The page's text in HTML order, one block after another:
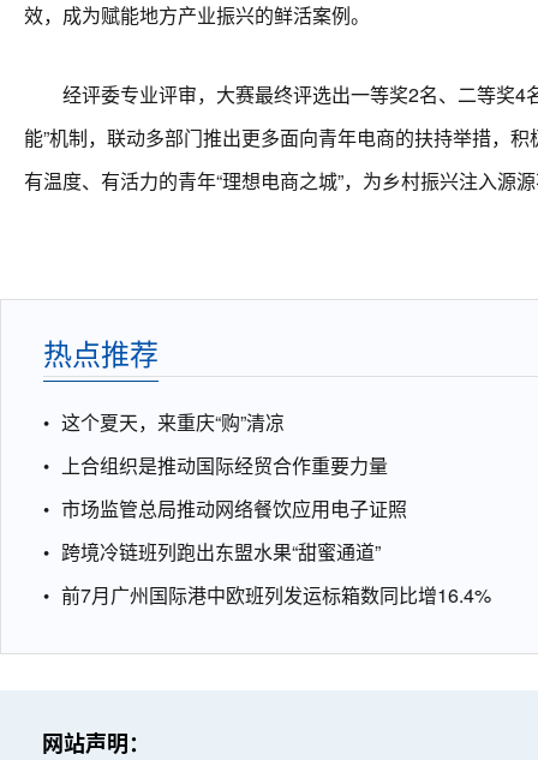
效，成为赋能地方产业振兴的鲜活案例。
经评委专业评审，大赛最终评选出一等奖2名、二等奖4
能”机制，联动多部门推出更多面向青年电商的扶持举措，
有温度、有活力的青年“理想电商之城”，为乡村振兴注入源
热点推荐
这个夏天，来重庆“购”清凉
上合组织是推动国际经贸合作重要力量
市场监管总局推动网络餐饮应用电子证照
跨境冷链班列跑出东盟水果“甜蜜通道”
前7月广州国际港中欧班列发运标箱数同比增16.4%
网站声明：